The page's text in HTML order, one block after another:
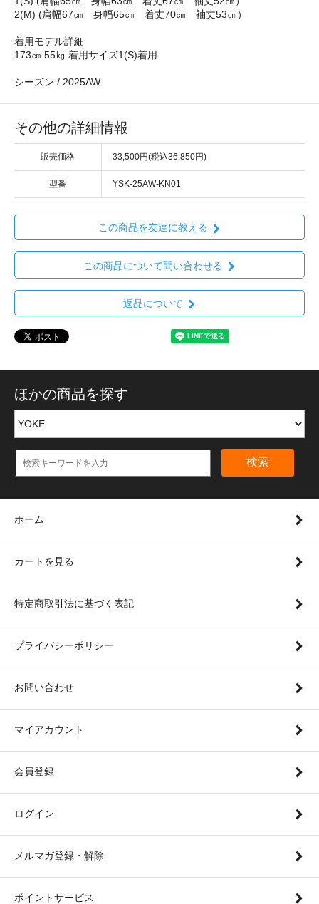
2(M) (肩幅67㎝ 身幅65㎝ 着丈70㎝ 袖丈53㎝）
着用モデル詳細
173㎝ 55㎏ 着用サイズ1(S)着用
シーズン / 2025AW
その他の詳細情報
販売価格 33,500円(税込36,850円)
型番 YSK-25AW-KN01
この商品を友達に教える
この商品について問い合わせる
返品について
ほかの商品を探す
検索
ホーム
カートを見る
特定商取引法に基づく表記
プライバシーポリシー
お問い合わせ
マイアカウント
会員登録
ログイン
メルマガ登録・解除
ポイントサービス